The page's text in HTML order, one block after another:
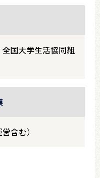
国大学生活協同組
含む）